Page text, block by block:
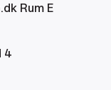
Rum E
4